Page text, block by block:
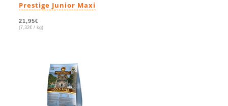
Prestige Junior Maxi
21,95€
(7,32€ / kg)